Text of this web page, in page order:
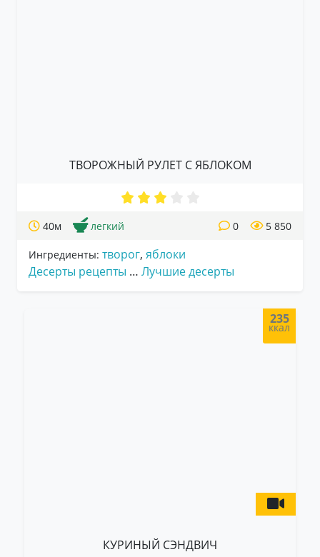
ТВОРОЖНЫЙ РУЛЕТ С ЯБЛОКОМ
40м легкий 5 850
0
Ингредиенты: творог, яблоки
Десерты рецепты … Лучшие десерты
235
ккал
КУРИНЫЙ СЭНДВИЧ